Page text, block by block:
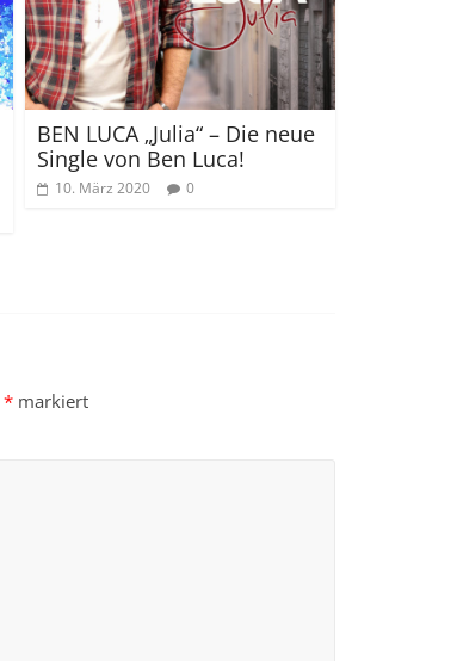
BEN LUCA „Julia“ – Die neue
Single von Ben Luca!
10. März 2020 0
* markiert